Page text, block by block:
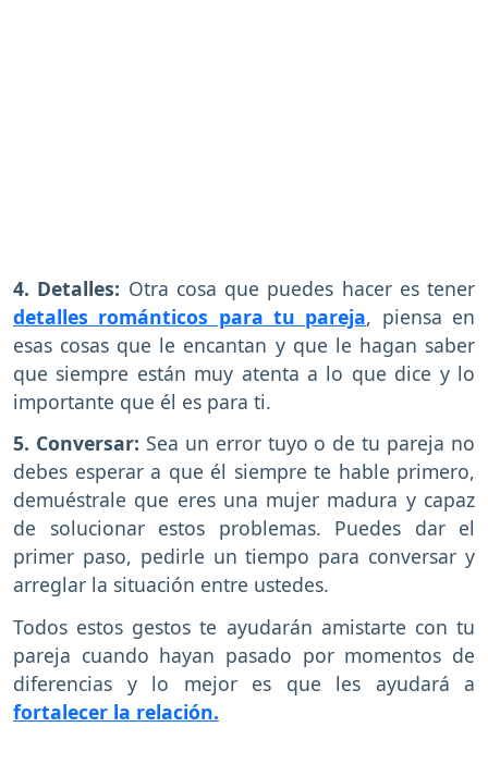
4. Detalles: Otra cosa que puedes hacer es tener
detalles románticos para tu pareja, piensa en
esas cosas que le encantan y que le hagan saber
que siempre están muy atenta a lo que dice y lo
importante que él es para ti.
5. Conversar: Sea un error tuyo o de tu pareja no
debes esperar a que él siempre te hable primero,
demuéstrale que eres una mujer madura y capaz
de solucionar estos problemas. Puedes dar el
primer paso, pedirle un tiempo para conversar y
arreglar la situación entre ustedes.
Todos estos gestos te ayudarán amistarte con tu
pareja cuando hayan pasado por momentos de
diferencias y lo mejor es que les ayudará a
fortalecer la relación.